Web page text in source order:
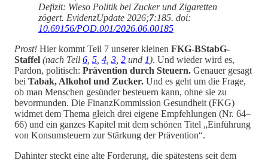
Defizit: Wieso Politik bei Zucker und Zigaretten
zögert. EvidenzUpdate 2026;7:185. doi:
10.69156/POD.001/2026.06.00185
Prost! Hier kommt Teil 7 unserer kleinen FKG-BStabG-
Staffel (nach Teil 6 5 4 3 2 und 1). Und wieder wird es,
Pardon, politisch: Prävention durch Steuern. Genauer gesagt
bei Tabak, Alkohol und Zucker. Und es geht um die Frage,
ob man Menschen gesünder besteuern kann, ohne sie zu
bevormunden. Die FinanzKommission Gesundheit (FKG)
widmet dem Thema gleich drei eigene Empfehlungen (Nr. 64–
66) und ein ganzes Kapitel mit dem schönen Titel „Einführung
von Konsumsteuern zur Stärkung der Prävention“.
Dahinter steckt eine alte Forderung, die spätestens seit dem